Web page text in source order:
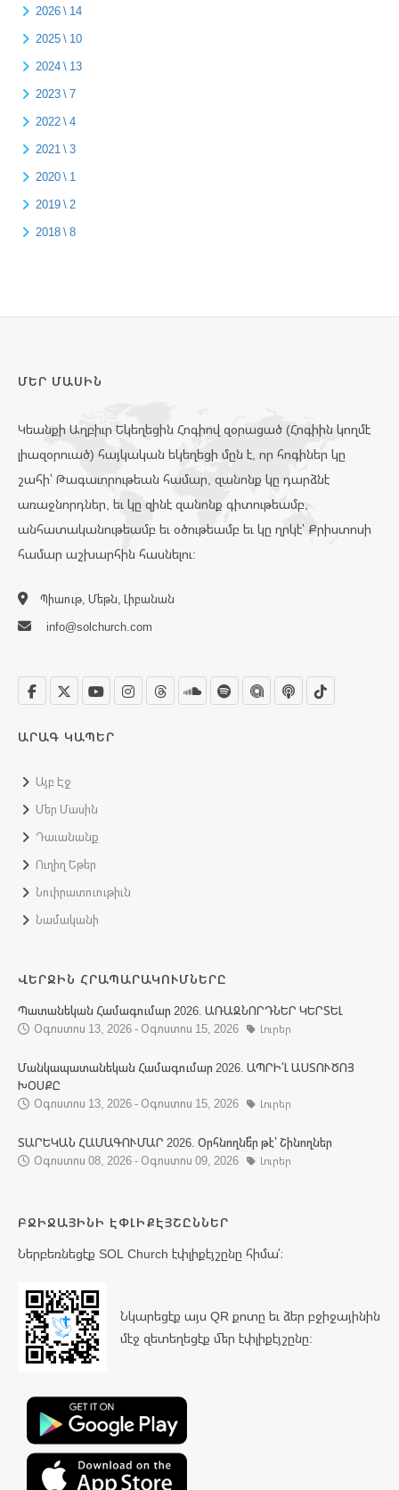
2026 \ 14
2025 \ 10
2024 \ 13
2023 \ 7
2022 \ 4
2021 \ 3
2020 \ 1
2019 \ 2
2018 \ 8
ՄԵՐ ՄԱՍԻՆ
Կեանքի Աղբիւր Եկեղեցին Հոգիով զօրացած (Հոգիին կողմէ
լիազօրուած) հայկական եկեղեցի մըն է, որ հոգիներ կը
շահի՝ Թագաւորութեան համար, զանոնք կը դարձնէ
առաջնորդներ, եւ կը զինէ զանոնք գիտութեամբ,
անհատականութեամբ եւ օծութեամբ եւ կը ղրկէ՝ Քրիստոսի
համար աշխարհին հասնելու:
Պիաութ, Մեթն, Լիբանան
info@solchurch.com
ԱՐԱԳ ԿԱՊԵՐ
Այբ Էջ
Մեր Մասին
Դաւանանք
Ուղիղ Եթեր
Նուիրատուութիւն
Նամականի
ՎԵՐՋԻՆ ՀՐԱՊԱՐԱԿՈՒՄՆԵՐԸ
Պատանեկան Համագումար 2026. ԱՌԱՋՆՈՐԴՆԵՐ ԿԵՐՏԵԼ
Օգոստոս 13, 2026 - Օգոստոս 15, 2026
Լուրեր
Մանկապատանեկան Համագումար 2026. ԱՊՐԻ՛Լ ԱՍՏՈՒԾՈՅ
ԽՕՍՔԸ
Օգոստոս 13, 2026 - Օգոստոս 15, 2026
Լուրեր
ՏԱՐԵԿԱՆ ՀԱՄԱԳՈՒՄԱՐ 2026. Օրհնողնե՞ր թէ՝ Շինողներ
Օգոստոս 08, 2026 - Օգոստոս 09, 2026
Լուրեր
ԲՋԻՋԱՅԻՆԻ ԷՓԼԻՔԷՅՇԸՆՆԵՐ
Ներբեռնեցէք SOL Church էփլիքէյշընը հիմա՛։
Նկարեցէք այս QR քոտը եւ ձեր բջիջայինին
մէջ զետեղեցէք մեր էփլիքէյշընը: